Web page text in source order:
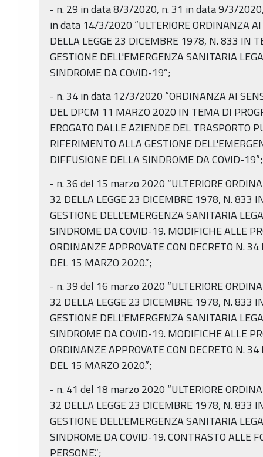
-­ n. 29 in data 8/3/2020, n. 31 in data 9/3/
in data 14/3/2020 “ULTERIORE ORDINANZA AI
DELLA LEGGE 23 DICEMBRE 1978, N. 833 IN
GESTIONE DELL'EMERGENZA SANITARIA
SINDROME DA COVID-19”;
-­ n. 34 in data 12/3/2020 “ORDINANZA AI
DEL DPCM 11 MARZO 2020 IN TEMA DI
EROGATO DALLE AZIENDE DEL TRASPORTO
RIFERIMENTO ALLA GESTIONE
DIFFUSIONE DELLA SINDROME DA COVID-19”;
-­ n. 36 del 15 marzo 2020 “ULTERIORE
32 DELLA LEGGE 23 DICEMBRE 1978, N. 833
GESTIONE DELL'EMERGENZA SANITARIA
SINDROME DA COVID-19. MODIFICHE ALLE
ORDINANZE APPROVATE CON DECRETO N.
DEL 15 MARZO 2020.”;
­- n. 39 del 16 marzo 2020 “ULTERIORE
32 DELLA LEGGE 23 DICEMBRE 1978, N. 833
GESTIONE DELL'EMERGENZA SANITARIA
SINDROME DA COVID-19. MODIFICHE ALLE
ORDINANZE APPROVATE CON DECRETO N.
DEL 15 MARZO 2020.”;
-­ n. 41 del 18 marzo 2020 “ULTERIORE
32 DELLA LEGGE 23 DICEMBRE 1978, N. 833
GESTIONE DELL'EMERGENZA SANITARIA
SINDROME DA COVID-19. CONTRASTO ALLE
PERSONE.”;